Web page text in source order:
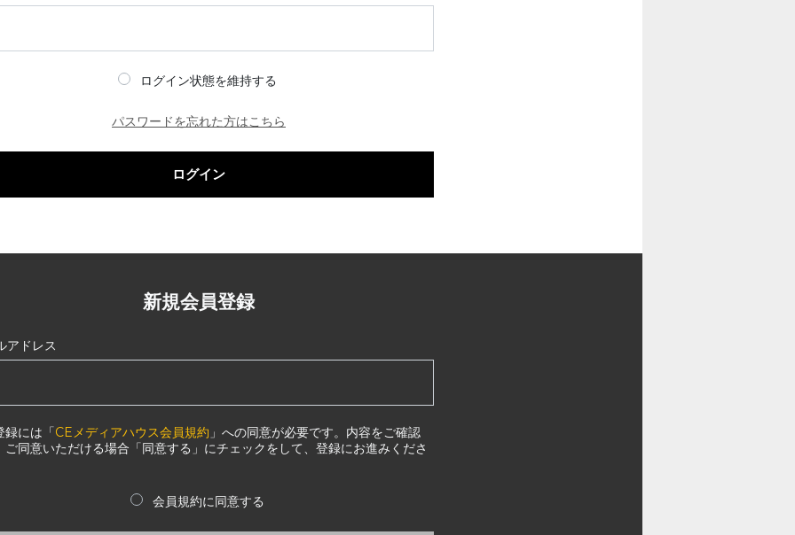
ログイン状態を維持する
パスワードを忘れた方はこちら
ログイン
新規会員登録
アドレス
録には「CEメディアハウス会員規約 」への同意が必要です。内容をご確認
ご同意いただける場合「同意する」にチェックをして、登録にお進みくださ
会員規約に同意する